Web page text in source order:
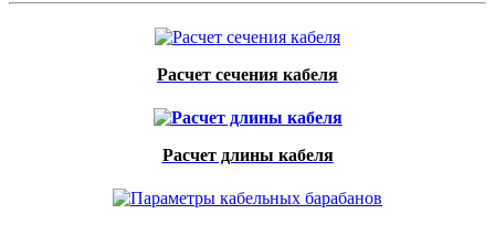
Расчет сечения кабеля
Расчет длины кабеля